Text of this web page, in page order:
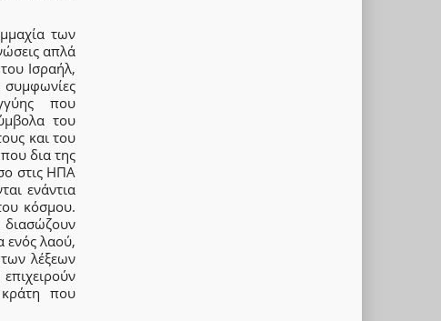
των
απλά
Ισραήλ,
συμφωνίες
που
του
και του
δια της
στις ΗΠΑ
ενάντια
κόσμου.
διασώζουν
ενός λαού,
λέξεων
που